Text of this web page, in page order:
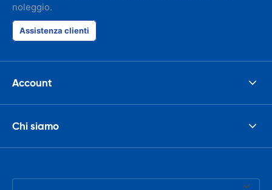
noleggio.
Assistenza clienti
Account
Chi siamo